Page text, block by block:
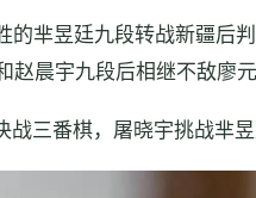
的芈昱廷九段转战新疆后
晨宇九段后相继不敌廖
三番棋，屠晓宇挑战芈昱